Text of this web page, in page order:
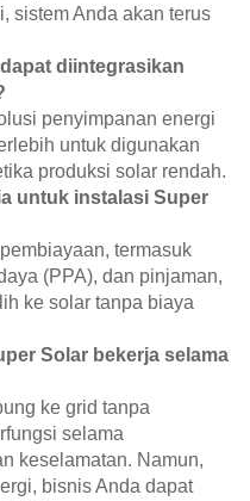
sistem Anda akan terus
diintegrasikan
penyimpanan energi
untuk digunakan
produksi solar rendah.
untuk instalasi Super
termasuk
(PPA), dan pinjaman,
ke solar tanpa biaya
Solar bekerja selama
ke grid tanpa
selama
keselamatan. Namun,
bisnis Anda dapat